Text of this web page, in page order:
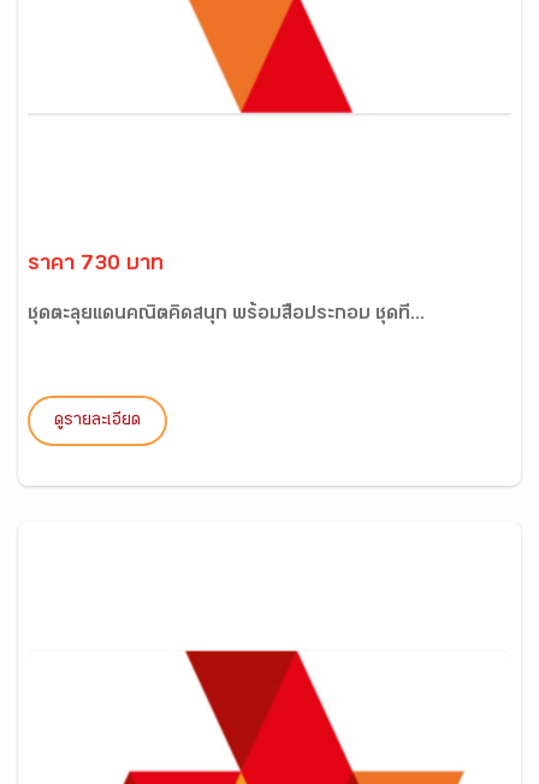
ราคา 730 บาท
ชุดตะลุยแดนคณิตคิดสนุก พร้อมสื่อประกอบ ชุดที่...
ดูรายละเอียด